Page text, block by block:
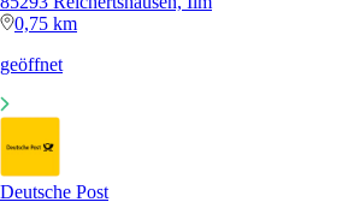
0,75 km
geöffnet
Deutsche Post